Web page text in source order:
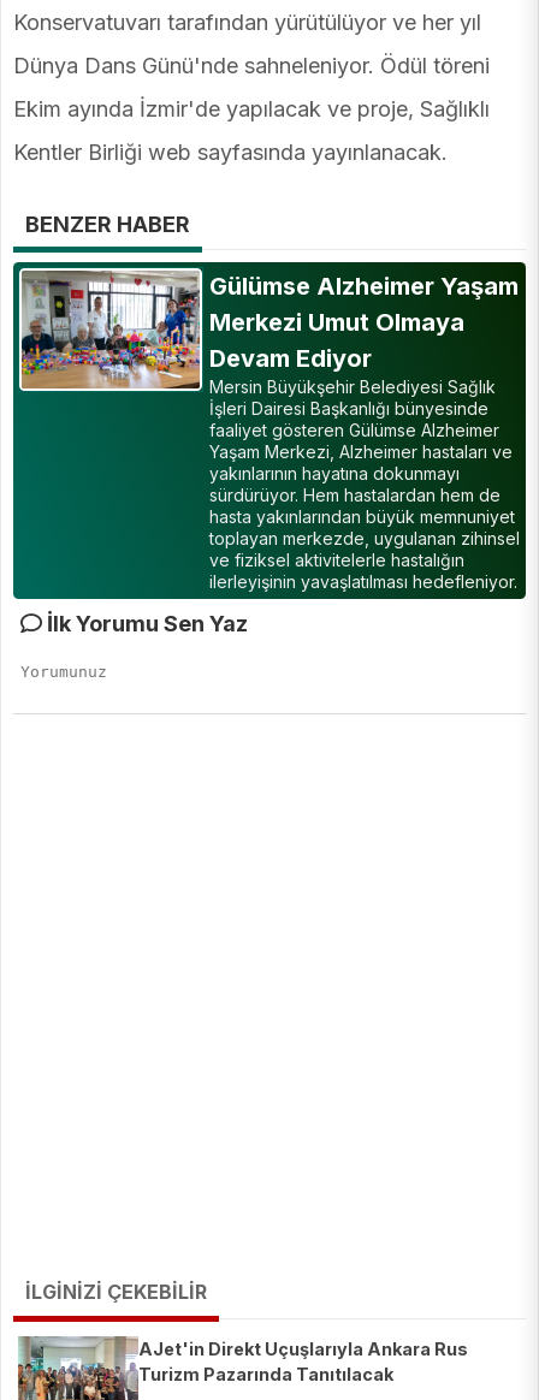
Konservatuvarı tarafından yürütülüyor ve her yıl
Dünya Dans Günü'nde sahneleniyor. Ödül töreni
Ekim ayında İzmir'de yapılacak ve proje, Sağlıklı
Kentler Birliği web sayfasında yayınlanacak.
BENZER HABER
Gülümse Alzheimer Yaşam
Merkezi Umut Olmaya
Devam Ediyor
Mersin Büyükşehir Belediyesi Sağlık
İşleri Dairesi Başkanlığı bünyesinde
faaliyet gösteren Gülümse Alzheimer
Yaşam Merkezi, Alzheimer hastaları ve
yakınlarının hayatına dokunmayı
sürdürüyor. Hem hastalardan hem de
hasta yakınlarından büyük memnuniyet
toplayan merkezde, uygulanan zihinsel
ve fiziksel aktivitelerle hastalığın
ilerleyişinin yavaşlatılması hedefleniyor.
İlk Yorumu Sen Yaz
İLGİNİZİ ÇEKEBİLİR
AJet'in Direkt Uçuşlarıyla Ankara Rus
Turizm Pazarında Tanıtılacak